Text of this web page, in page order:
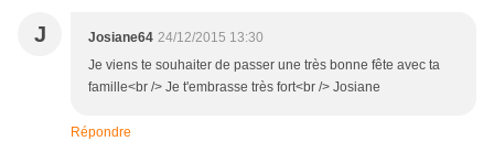
J Josiane64 24/12/2015 13:30
Je viens te souhaiter de passer une très bonne fête avec ta
famille<br /> Je t'embrasse très fort<br /> Josiane
Répondre